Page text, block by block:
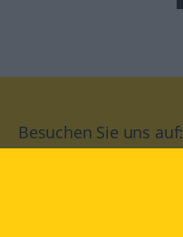
Besuchen Sie uns auf: